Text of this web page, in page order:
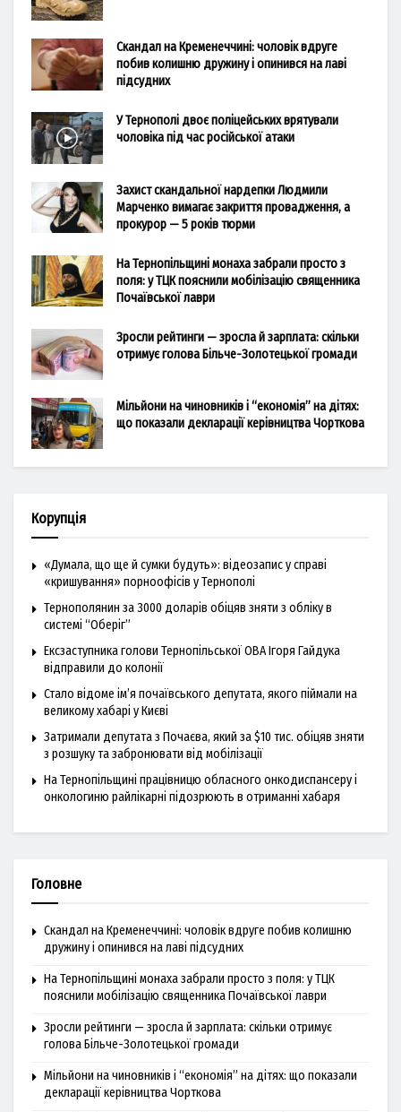
Скандал на Кременеччині: чоловік вдруге
побив колишню дружину і опинився на лаві
підсудних
У Тернополі двоє поліцейських врятували
чоловіка під час російської атаки
Захист скандальної нардепки Людмили
Марченко вимагає закриття провадження, а
прокурор — 5 років тюрми
На Тернопільщині монаха забрали просто з
поля: у ТЦК пояснили мобілізацію священника
Почаївської лаври
Зросли рейтинги — зросла й зарплата: скільки
отримує голова Більче-Золотецької громади
Мільйони на чиновників і “економія” на дітях:
що показали декларації керівництва Чорткова
Корупція
«Думала, що ще й сумки будуть»: відеозапис у справі
«кришування» порноофісів у Тернополі
Тернополянин за 3000 доларів обіцяв зняти з обліку в
системі “Оберіг”
Ексзаступника голови Тернопільської ОВА Ігоря Гайдука
відправили до колонії
Стало відоме ім’я почаївського депутата, якого піймали на
великому хабарі у Києві
Затримали депутата з Почаєва, який за $10 тис. обіцяв зняти
з розшуку та забронювати від мобілізації
На Тернопільщині працівницю обласного онкодиспансеру і
онкологиню райлікарні підозрюють в отриманні хабаря
Головне
Скандал на Кременеччині: чоловік вдруге побив колишню
дружину і опинився на лаві підсудних
На Тернопільщині монаха забрали просто з поля: у ТЦК
пояснили мобілізацію священника Почаївської лаври
Зросли рейтинги — зросла й зарплата: скільки отримує
голова Більче-Золотецької громади
Мільйони на чиновників і “економія” на дітях: що показали
декларації керівництва Чорткова